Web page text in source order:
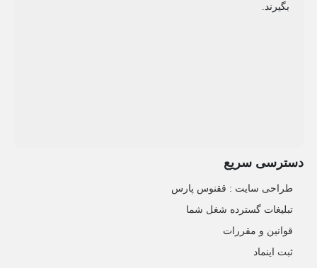
بگیرند.
دسترسی سریع
طراحی سایت :‌ ققنوس پارس
تبلیغات گسترده شغل شما
قوانین و مقررات
ثبت اینماد